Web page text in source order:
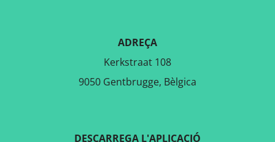
ADREÇA
Kerkstraat 108
9050 Gentbrugge, Bèlgica
DESCARREGA L'APLICACIÓ